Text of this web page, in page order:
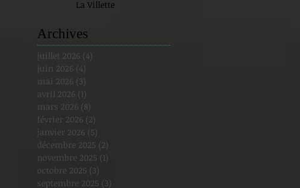
La Villette
Archives
juillet 2026 (4)
juin 2026 (4)
mai 2026 (3)
avril 2026 (1)
mars 2026 (8)
février 2026 (2)
janvier 2026 (5)
décembre 2025 (2)
novembre 2025 (1)
octobre 2025 (3)
septembre 2025 (3)